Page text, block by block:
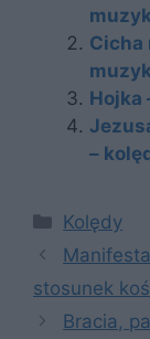
Cicha
Hojka
–
Kategorie
Kolędy
stosunek
Bracia,